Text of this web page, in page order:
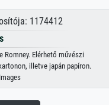
1174412
Romney. Elérhető művészi
illetve japán papíron.